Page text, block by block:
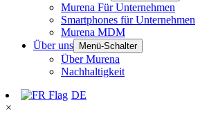
Murena Für Unternehmen
Smartphones für Unternehmen
Murena MDM
Über uns
Menü-Schalter
Über Murena
Nachhaltigkeit
DE
×